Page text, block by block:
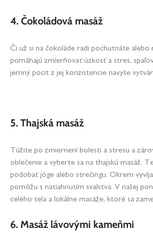
4. Čokoládová masáž
Či už si na čokoláde radi pochutnáte alebo
pomáhajú zmierňovať úzkosť a stres,
jemný pocit z jej konzistencie navyše
5. Thajská masáž
Túžite po zmiernení bolesti a stresu a
oblečenie a vyberte sa na thajskú masáž.
podobať jóge alebo strečingu. Okrem
pomôžu s natiahnutím svalstva. V našej
celého tela a lokálne masáže, ktoré sa
6. Masáž lávovými kameňmi